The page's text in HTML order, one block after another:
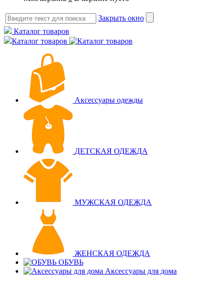
Закрыть окно
Каталог товаров
Каталог товаров
Аксессуары одежды
ДЕТСКАЯ ОДЕЖДА
МУЖСКАЯ ОДЕЖДА
ЖЕНСКАЯ ОДЕЖДА
ОБУВЬ
Аксессуары для дома